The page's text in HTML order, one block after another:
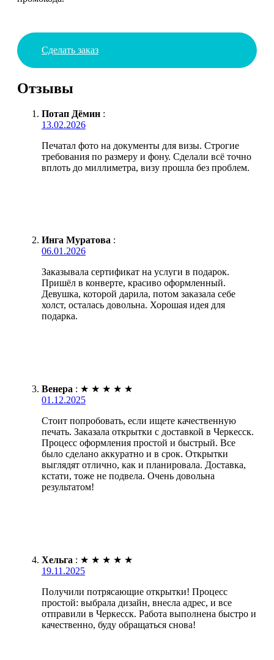
Сделать заказ
Отзывы
Потап Дёмин :
13.02.2026
Печатал фото на документы для визы. Строгие
требования по размеру и фону. Сделали всё точно
вплоть до миллиметра, визу прошла без проблем.
Инга Муратова :
06.01.2026
Заказывала сертификат на услуги в подарок.
Пришёл в конверте, красиво оформленный.
Девушка, которой дарила, потом заказала себе
холст, осталась довольна. Хорошая идея для
подарка.
Венера : ★ ★ ★ ★ ★
01.12.2025
Стоит попробовать, если ищете качественную
печать. Заказала открытки с доставкой в Черкесск.
Процесс оформления простой и быстрый. Все
было сделано аккуратно и в срок. Открытки
выглядят отлично, как и планировала. Доставка,
кстати, тоже не подвела. Очень довольна
результатом!
Хельга : ★ ★ ★ ★ ★
19.11.2025
Получили потрясающие открытки! Процесс
простой: выбрала дизайн, внесла адрес, и все
отправили в Черкесск. Работа выполнена быстро и
качественно, буду обращаться снова!